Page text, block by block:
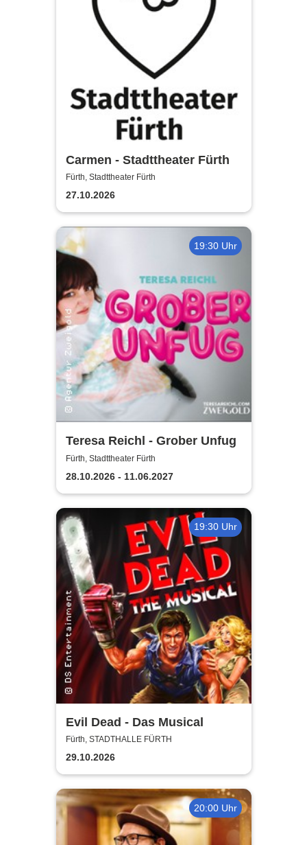
Carmen - Stadttheater Fürth
Fürth, Stadttheater Fürth
27.10.2026
19:30 Uhr
Teresa Reichl - Grober Unfug
Fürth, Stadttheater Fürth
28.10.2026 - 11.06.2027
19:30 Uhr
Evil Dead - Das Musical
Fürth, STADTHALLE FÜRTH
29.10.2026
20:00 Uhr